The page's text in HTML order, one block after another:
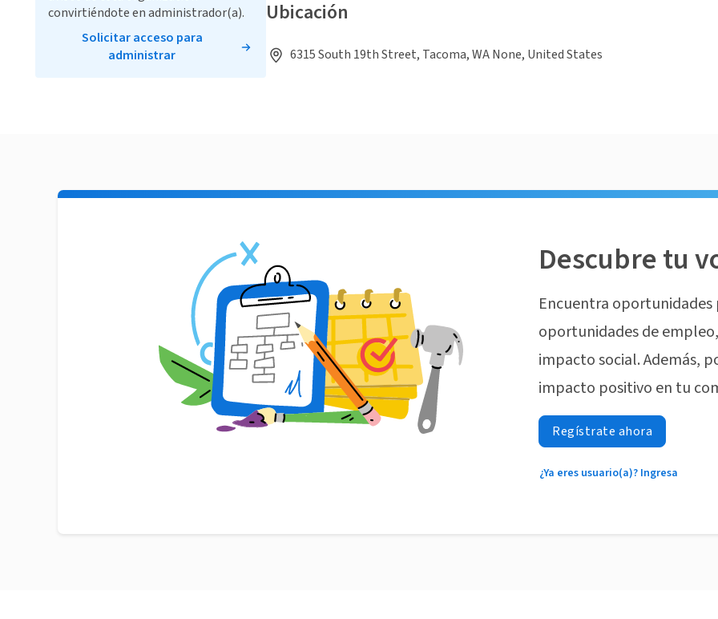
Ubicación
6315 South 19th Street, Tacoma, WA None, United States
convirtiéndote en administrador(a).
Solicitar acceso para
administrar
Descubre tu
Encuentra
oportunidades de
impacto social. Además,
impacto positivo en tu
Regístrate ahora
¿Ya eres usuario(a)? Ingresa